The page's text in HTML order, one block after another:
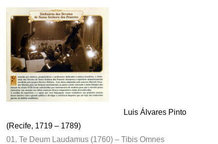
Luis Álvares Pinto
(Recife, 1719 – 1789)
01. Te Deum Laudamus (1760) – Tibis Omnes